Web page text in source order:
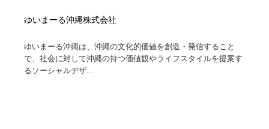
ゆいまーる沖縄株式会社
ゆいまーる沖縄は、沖縄の文化的価値を創造・発信すること
で、社会に対して沖縄の持つ価値観やライフスタイルを提案す
るソーシャルデザ...